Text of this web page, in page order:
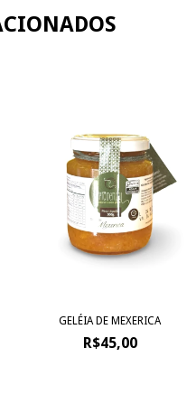
GELÉIA DE MEXERICA
R$45,00